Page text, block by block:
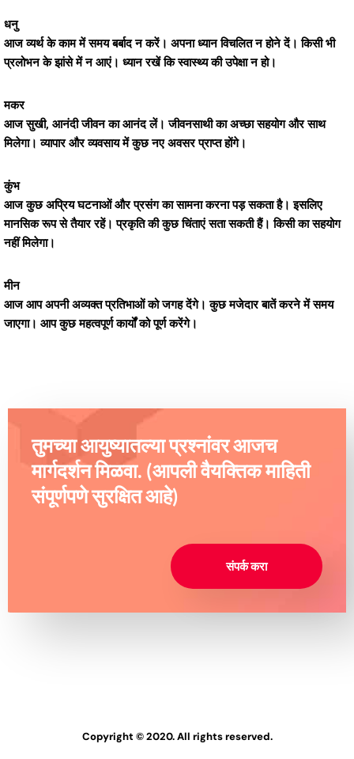
धनु
आज व्यर्थ के काम में समय बर्बाद न करें। अपना ध्यान विचलित न होने दें। किसी भी
प्रलोभन के झांसे में न आएं। ध्यान रखें कि स्वास्थ्य की उपेक्षा न हो।
मकर
आज सुखी, आनंदी जीवन का आनंद लें। जीवनसाथी का अच्छा सहयोग और साथ
मिलेगा। व्यापार और व्यवसाय में कुछ नए अवसर प्राप्त होंगे।
कुंभ
आज कुछ अप्रिय घटनाओं और प्रसंग का सामना करना पड़ सकता है। इसलिए
मानसिक रूप से तैयार रहें। प्रकृति की कुछ चिंताएं सता सकती हैं। किसी का सहयोग
नहीं मिलेगा।
मीन
आज आप अपनी अव्यक्त प्रतिभाओं को जगह देंगे। कुछ मजेदार बातें करने में समय
जाएगा। आप कुछ महत्वपूर्ण कार्यों को पूर्ण करेंगे।
तुमच्या आयुष्यातल्या प्रश्नांवर आजच
मार्गदर्शन मिळवा. (आपली वैयक्तिक माहिती
संपूर्णपणे सुरक्षित आहे)
संपर्क करा
Copyright © 2020. All rights reserved.